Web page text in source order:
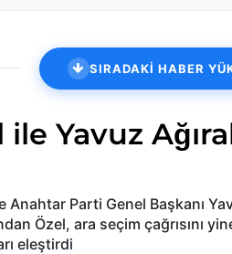
SIRADAKİ HABER
ile Yavuz
Anahtar Parti Genel Başkanı
Özel, ara seçim çağrısını
eleştirdi